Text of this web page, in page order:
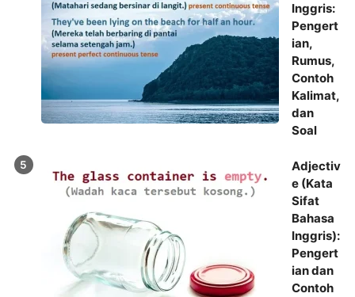
Inggris:
Pengert
ian,
Rumus,
Contoh
Kalimat,
dan
Soal
Adjectiv
e (Kata
Sifat
Bahasa
Inggris):
Pengert
ian dan
Contoh